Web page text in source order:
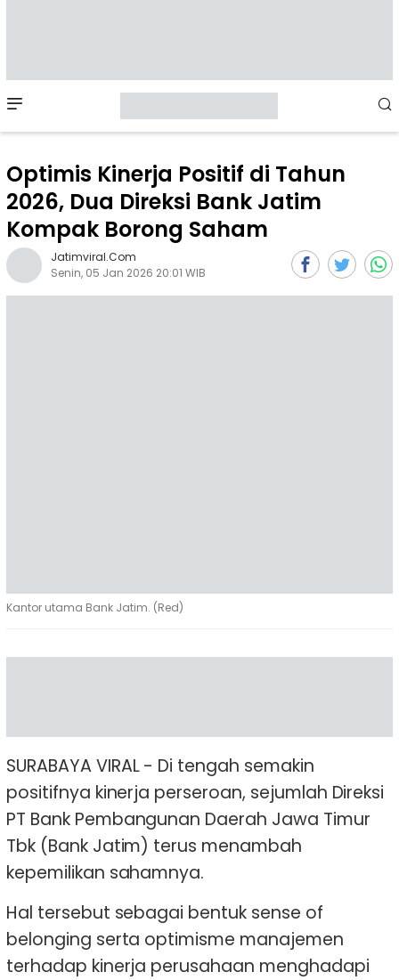
Menu
Optimis Kinerja Positif di Tahun
2026, Dua Direksi Bank Jatim
Kompak Borong Saham
Jatimviral.com
Senin, 05 Jan 2026 20:01 WIB
Kantor utama Bank Jatim. (Red)
SURABAYA VIRAL - Di tengah semakin
positifnya kinerja perseroan, sejumlah Direksi
PT Bank Pembangunan Daerah Jawa Timur
Tbk (Bank Jatim) terus menambah
kepemilikan sahamnya.
Hal tersebut sebagai bentuk sense of
belonging serta optimisme manajemen
terhadap kinerja perusahaan menghadapi